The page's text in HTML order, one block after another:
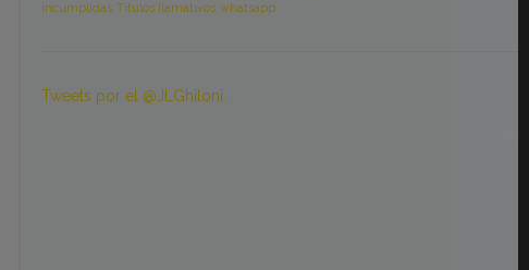
incumplidas Títulos llamativos whatsapp
Tweets por el @JLGhiloni.